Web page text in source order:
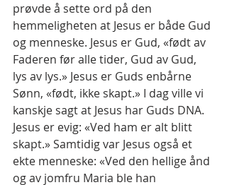
prøvde å sette ord på den
hemmeligheten at Jesus er både Gud
og menneske. Jesus er Gud, «født av
Faderen før alle tider, Gud av Gud,
lys av lys.» Jesus er Guds enbårne
Sønn, «født, ikke skapt.» I dag ville vi
kanskje sagt at Jesus har Guds DNA.
Jesus er evig: «Ved ham er alt blitt
skapt.» Samtidig var Jesus også et
ekte menneske: «Ved den hellige ånd
og av jomfru Maria ble han